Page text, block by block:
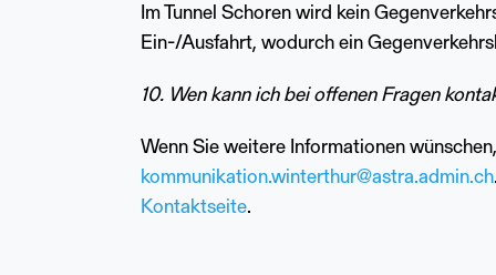
Im Tunnel Schoren wird kein
Ein-/Ausfahrt, wodurch ein
10. Wen kann ich bei offenen Fragen
Wenn Sie weitere Informationen
kommunikation.winterthur@astra.admin.ch
Kontaktseite.